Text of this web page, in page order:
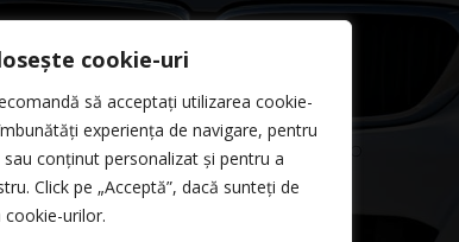
cookie-uri
să acceptați utilizarea cookie-
experiența de navigare, pentru
conținut personalizat și pentru a
Click pe „Acceptă”, dacă sunteți de
cookie-urilor.
9:00 - 18:00
10:00 - 13:00